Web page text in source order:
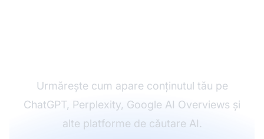
Urmărește cum apare conținutul tău pe
ChatGPT, Perplexity, Google AI Overviews și
alte platforme de căutare AI.